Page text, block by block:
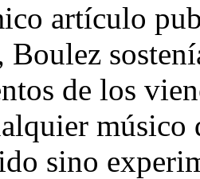
artículo
Boulez
de los
sino